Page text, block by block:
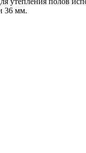
36 мм.